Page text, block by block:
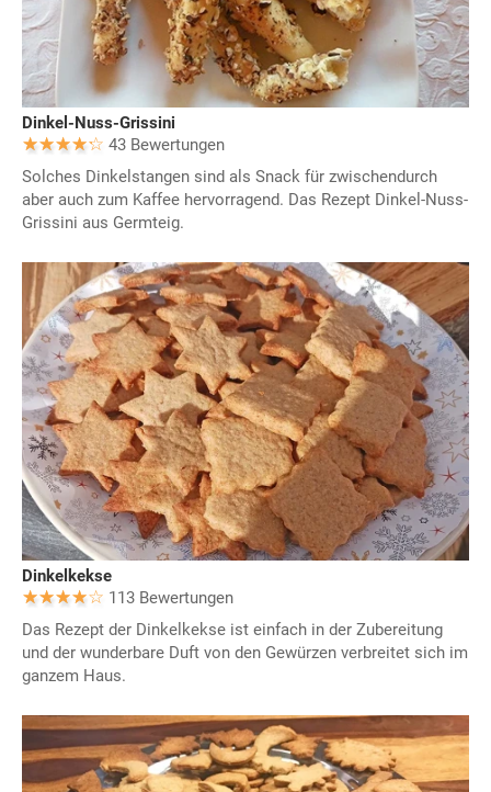
Dinkel-Nuss-Grissini
43 Bewertungen
Solches Dinkelstangen sind als Snack für zwischendurch
aber auch zum Kaffee hervorragend. Das Rezept Dinkel-Nuss-
Grissini aus Germteig.
Dinkelkekse
113 Bewertungen
Das Rezept der Dinkelkekse ist einfach in der Zubereitung
und der wunderbare Duft von den Gewürzen verbreitet sich im
ganzem Haus.